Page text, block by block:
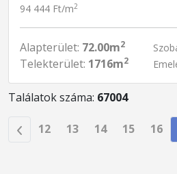
94 444 Ft/m2
Alapterület: 72.00m2
Telekterület: 1716m2
Találatok száma: 67004
12 13 14 15 16